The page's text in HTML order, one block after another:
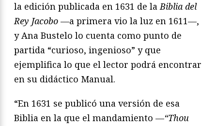
la edición publicada en 1631 de laBiblia del
Rey Jacobo —a primera vio la luz en 1611—,
y Ana Bustelo lo cuenta como punto de
partida “curioso, ingenioso” y que
ejemplifica lo que el lector podrá encontrar
en su didáctico Manual.
“En 1631 se publicó una versión de esa
Biblia en la que el mandamiento —“Thou